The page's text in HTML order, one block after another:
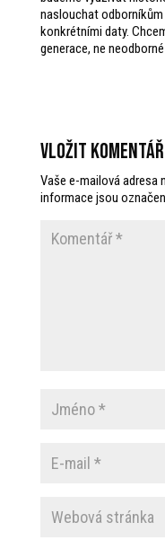
naslouchat
konkrétními daty.
generace, ne
Vložit komentář
Vaše e-mailová adresa
informace jsou